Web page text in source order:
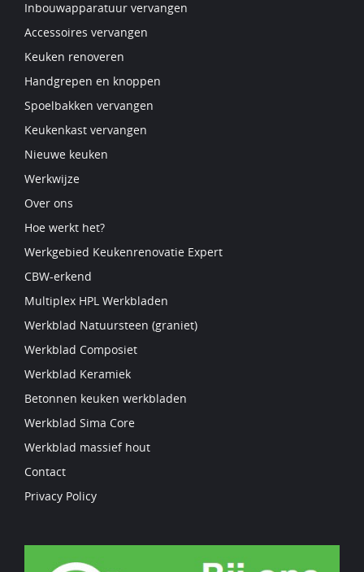
Inbouwapparatuur vervangen
Accessoires vervangen
Keuken renoveren
Handgrepen en knoppen
Spoelbakken vervangen
Keukenkast vervangen
Nieuwe keuken
Werkwijze
Over ons
Hoe werkt het?
Werkgebied Keukenrenovatie Expert
CBW-erkend
Multiplex HPL Werkbladen
Werkblad Natuursteen (graniet)
Werkblad Composiet
Werkblad Keramiek
Betonnen keuken werkbladen
Werkblad Sima Core
Werkblad massief hout
Contact
Privacy Policy